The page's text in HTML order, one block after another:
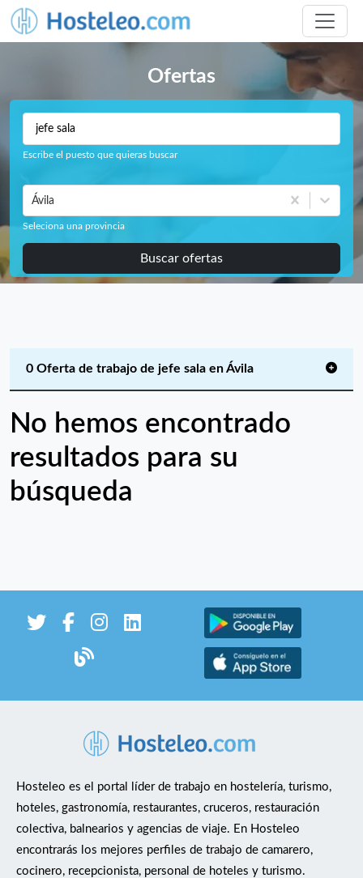
Ofertas
Escribe el puesto que quieras buscar
Ávila
Seleciona una provincia
Buscar ofertas
0 Oferta de trabajo de jefe sala en Ávila
No hemos encontrado
resultados para su
búsqueda
Hosteleo es el portal líder de trabajo en hostelería, turismo,
hoteles, gastronomía, restaurantes, cruceros, restauración
colectiva, balnearios y agencias de viaje. En Hosteleo
encontrarás los mejores perfiles de trabajo de camarero,
cocinero, recepcionista, personal de hoteles y turismo.